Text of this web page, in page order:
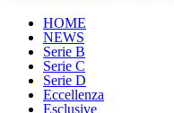
HOME
NEWS
Serie B
Serie C
Serie D
Eccellenza
Esclusive